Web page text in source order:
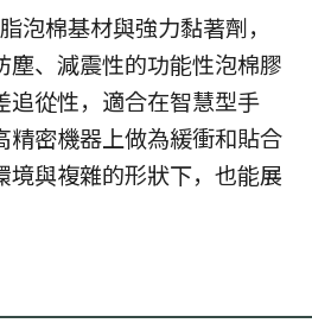
泡棉基材與強力黏著劑，
塵、減震性的功能性泡棉膠
追從性，適合在智慧型手
精密機器上做為緩衝和貼合
境與複雜的形狀下，也能展